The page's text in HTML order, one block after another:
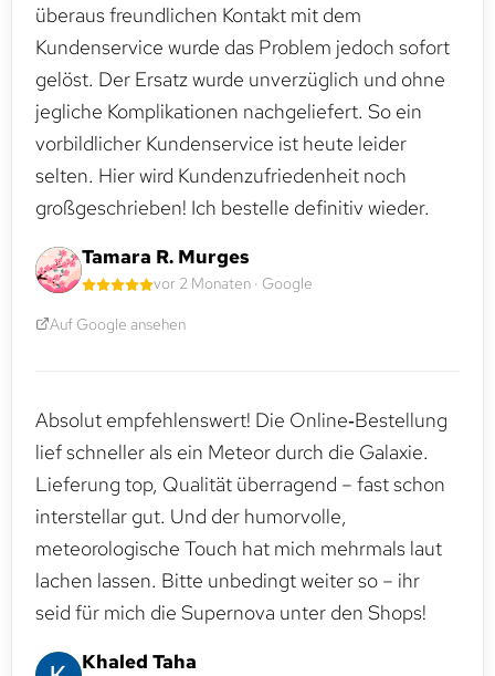
überaus freundlichen Kontakt mit dem
Kundenservice wurde das Problem jedoch sofort
gelöst. Der Ersatz wurde unverzüglich und ohne
jegliche Komplikationen nachgeliefert. So ein
vorbildlicher Kundenservice ist heute leider
selten. Hier wird Kundenzufriedenheit noch
großgeschrieben! Ich bestelle definitiv wieder.
Tamara R. Murges
vor 2 Monaten · Google
Auf Google ansehen
Absolut empfehlenswert! Die Online‑Bestellung
lief schneller als ein Meteor durch die Galaxie.
Lieferung top, Qualität überragend – fast schon
interstellar gut. Und der humorvolle,
meteorologische Touch hat mich mehrmals laut
lachen lassen. Bitte unbedingt weiter so – ihr
seid für mich die Supernova unter den Shops!
Khaled Taha